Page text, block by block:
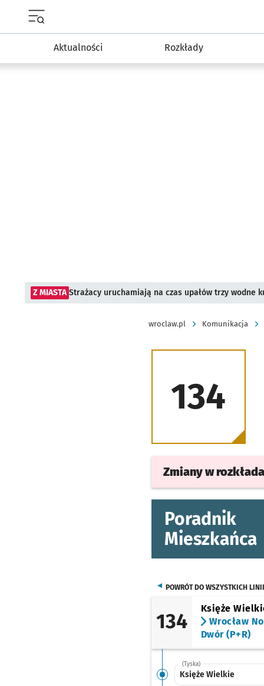
Aktualności Rozkłady
Z MIASTA Strażacy uruchamiają na czas upałów trzy wodne
wroclaw.pl Komunikacja
134
Zmiany w
Poradnik
Mieszkańca
POWRÓT DO WSZYSTKICH LINII
134
Księże
Wrocław
Dwór (P+R)
(Tyska)
Księże Wielkie